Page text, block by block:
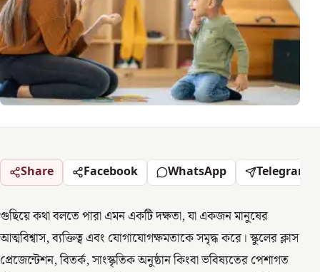
Share Facebook WhatsApp Telegram
গুছিয়ে কথা বলতে পারা এমন একটি দক্ষতা, যা একজন মানুষের
আত্মবিশ্বাস, ব্যক্তিত্ব এবং যোগাযোগক্ষমতাকে সমৃদ্ধ করে। স্কুলের ক্লাস
প্রেজেন্টেশন, বিতর্ক, সাংস্কৃতিক অনুষ্ঠান কিংবা ভবিষ্যতের পেশাগত